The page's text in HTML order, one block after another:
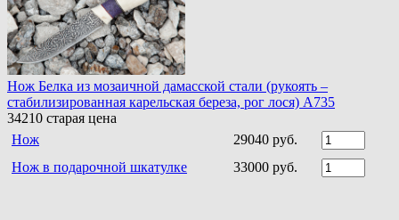
Нож Белка из мозаичной дамасской стали (рукоять –
стабилизированная карельская береза, рог лося) A735
34210 старая цена
Нож
29040 руб.
Нож в подарочной шкатулке
33000 руб.